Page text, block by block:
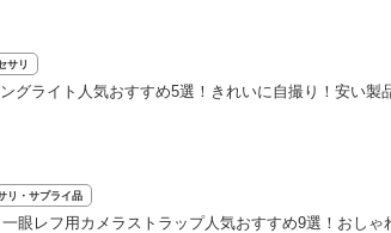
サリ
グライト人気おすすめ5選！きれいに自撮り！安い製
リ・サプライ品
一眼レフ用カメラストラップ人気おすすめ9選！おしゃ